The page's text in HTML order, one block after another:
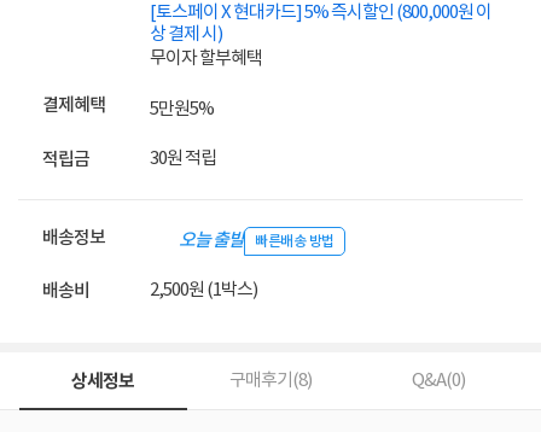
[토스페이 X 현대카드] 5% 즉시할인 (800,000원 이
상 결제 시)
무이자 할부혜택
결제혜택 5만원5%
적립금 30원 적립
배송정보 오늘 출발 빠른배송 방법
배송비 2,500원 (1박스)
상세정보 구매후기(8) Q&A(0)